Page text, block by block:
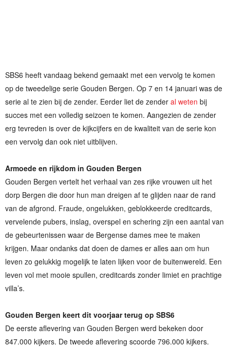
SBS6 heeft vandaag bekend gemaakt met een vervolg te komen
op de tweedelige serie Gouden Bergen. Op 7 en 14 januari was de
serie al te zien bij de zender. Eerder liet de zender al weten bij
succes met een volledig seizoen te komen. Aangezien de zender
erg tevreden is over de kijkcijfers en de kwaliteit van de serie kon
een vervolg dan ook niet uitblijven.
Armoede en rijkdom in Gouden Bergen
Gouden Bergen vertelt het verhaal van zes rijke vrouwen uit het
dorp Bergen die door hun man dreigen af te glijden naar de rand
van de afgrond. Fraude, ongelukken, geblokkeerde creditcards,
vervelende pubers, inslag, overspel en schering zijn een aantal van
de gebeurtenissen waar de Bergense dames mee te maken
krijgen. Maar ondanks dat doen de dames er alles aan om hun
leven zo gelukkig mogelijk te laten lijken voor de buitenwereld. Een
leven vol met mooie spullen, creditcards zonder limiet en prachtige
villa’s.
Gouden Bergen keert dit voorjaar terug op SBS6
De eerste aflevering van Gouden Bergen werd bekeken door
847.000 kijkers. De tweede aflevering scoorde 796.000 kijkers.